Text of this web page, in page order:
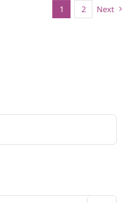
1 2 Next